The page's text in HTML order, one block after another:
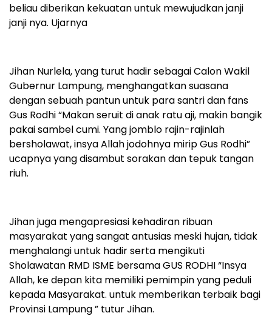
beliau diberikan kekuatan untuk mewujudkan janji
janji nya. Ujarnya
Jihan Nurlela, yang turut hadir sebagai Calon Wakil
Gubernur Lampung, menghangatkan suasana
dengan sebuah pantun untuk para santri dan fans
Gus Rodhi “Makan seruit di anak ratu aji, makin bangik
pakai sambel cumi. Yang jomblo rajin-rajinlah
bersholawat, insya Allah jodohnya mirip Gus Rodhi”
ucapnya yang disambut sorakan dan tepuk tangan
riuh.
Jihan juga mengapresiasi kehadiran ribuan
masyarakat yang sangat antusias meski hujan, tidak
menghalangi untuk hadir serta mengikuti
Sholawatan RMD ISME bersama GUS RODHI “Insya
Allah, ke depan kita memiliki pemimpin yang peduli
kepada Masyarakat. untuk memberikan terbaik bagi
Provinsi Lampung ” tutur Jihan.